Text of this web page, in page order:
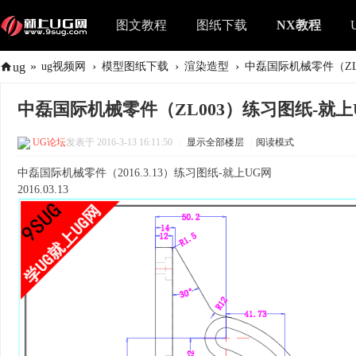
图文教程 图纸下载 NX教程
ug » ug视频网 › 模型图纸下载 › 渲染造型 › 中磊国际机械零件（
中磊国际机械零件（ZL003）练习图纸-就
UG论坛发表于 2016-3-13 16:11:50 显示全部楼层 阅读模式
中磊国际机械零件（2016.3.13）练习图纸-就上UG网
2016.03.13